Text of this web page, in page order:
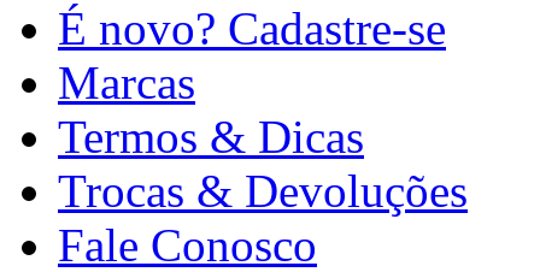
É novo? Cadastre-se
Marcas
Termos & Dicas
Trocas & Devoluções
Fale Conosco